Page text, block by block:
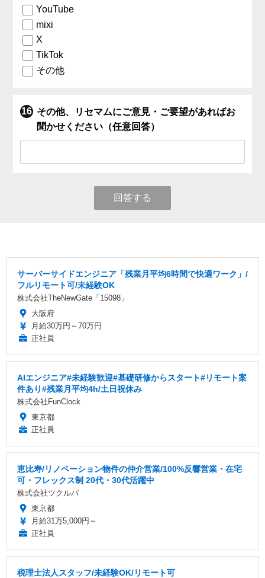
YouTube
mixi
X
TikTok
その他
その他、リセマムにご意見・ご要望があればお
聞かせください（任意回答）
回答する
サーバーサイドエンジニア「残業月平均6時間で快適ワーク」/
フルリモート可/未経験OK
株式会社TheNewGate「15098」
大阪府
月給30万円～70万円
正社員
AIエンジニア#未経験歓迎#基礎研修からスタート#リモート案
件あり#残業月平均4h/土日祝休み
株式会社FunClock
東京都
正社員
恵比寿/リノベーション物件の仲介営業/100%反響営業・在宅
可・フレックス制 20代・30代活躍中
株式会社ツクルバ
東京都
月給31万5,000円～
正社員
税理士法人スタッフ/未経験OK/リモート可